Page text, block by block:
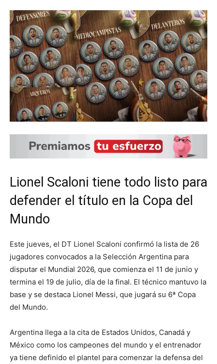
Lionel Scaloni tiene todo listo para
defender el título en la Copa del
Mundo
Este jueves, el DT Lionel Scaloni confirmó la lista de 26
jugadores convocados a la Selección Argentina para
disputar el Mundial 2026, que comienza el 11 de junio y
termina el 19 de julio, día de la final. El técnico mantuvo la
base y se destaca Lionel Messi, que jugará su 6ª Copa
del Mundo.
Argentina llega a la cita de Estados Unidos, Canadá y
México como los campeones del mundo y el entrenador
ya tiene definido el plantel para comenzar la defensa del